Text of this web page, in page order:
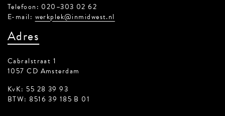
Telefoon: 020–303 02 62
E-mail: werkplek@inmidwest.nl
Adres
Cabralstraat 1
1057 CD Amsterdam
KvK: 55 28 39 93
BTW: 8516 39 185 B 01